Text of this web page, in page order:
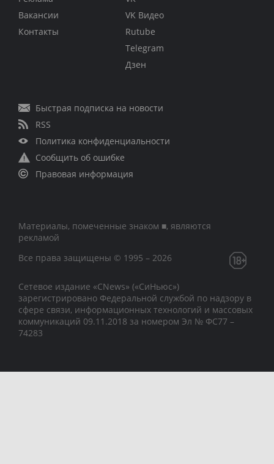
Вакансии
Контакты
VK Видео
Rutube
Telegram
Дзен
Быстрая подписка на новости
RSS
Политика конфиденциальности
Сообщить об ошибке
Правовая информация
Материалы, помеченные знаком ■, являются
рекламой
Все права защищены © 1995 – 2026
Сетевое издание «CNews» («СиНьюс»)
зарегистрировано Федеральной службой по надзору в
сфере связи, информационных технологий и массовых
коммуникаций 09.11.2018 за номером Эл № ФС77 –
74283